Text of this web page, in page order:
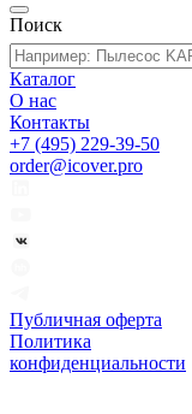
Поиск
Каталог
О нас
Контакты
+7 (495) 229-39-50
order@icover.pro
Публичная оферта
Политика
конфиденциальности